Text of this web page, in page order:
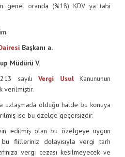
genel oranda (%18) KDV ya tabi
Başkanı a.
Müdürü V.
sayılıVergi UsulKanununun
verilmiştir.
olduğu halde bu konuya
ise bu özelge geçersizdir.
edilmiş olan bu özelgeye uygun
fiilleriniz dolayısıyla vergi tarh
vergi cezası kesilmeyecek ve